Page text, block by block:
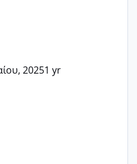
20251 yr